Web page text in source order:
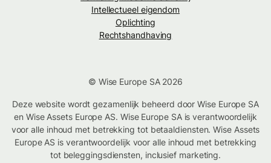
Intellectueel eigendom
Oplichting
Rechtshandhaving
© Wise Europe SA 2026
Deze website wordt gezamenlijk beheerd door Wise Europe SA
en Wise Assets Europe AS. Wise Europe SA is verantwoordelijk
voor alle inhoud met betrekking tot betaaldiensten. Wise Assets
Europe AS is verantwoordelijk voor alle inhoud met betrekking
tot beleggingsdiensten, inclusief marketing.